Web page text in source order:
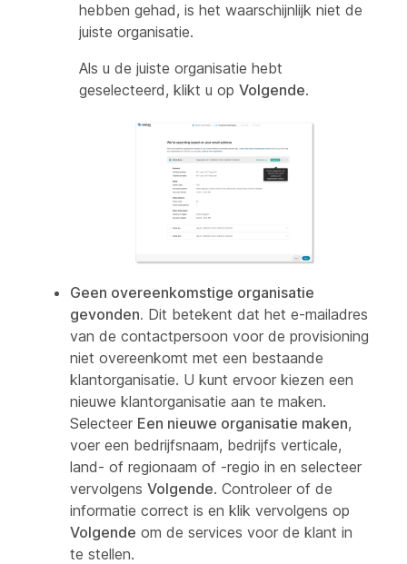
hebben gehad, is het waarschijnlijk niet de
juiste organisatie.
Als u de juiste organisatie hebt
geselecteerd, klikt u op Volgende.
Geen overeenkomstige organisatie
gevonden. Dit betekent dat het e-mailadres
van de contactpersoon voor de provisioning
niet overeenkomt met een bestaande
klantorganisatie. U kunt ervoor kiezen een
nieuwe klantorganisatie aan te maken.
Selecteer Een nieuwe organisatie maken,
voer een bedrijfsnaam, bedrijfs verticale,
land- of regionaam of -regio in en selecteer
vervolgens Volgende. Controleer of de
informatie correct is en klik vervolgens op
Volgende om de services voor de klant in
te stellen.